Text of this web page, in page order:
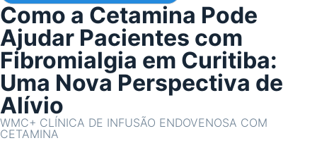
Como a Cetamina Pode
Ajudar Pacientes com
Fibromialgia em Curitiba:
Uma Nova Perspectiva de
Alívio
WMC+ CLÍNICA DE INFUSÃO ENDOVENOSA COM
CETAMINA